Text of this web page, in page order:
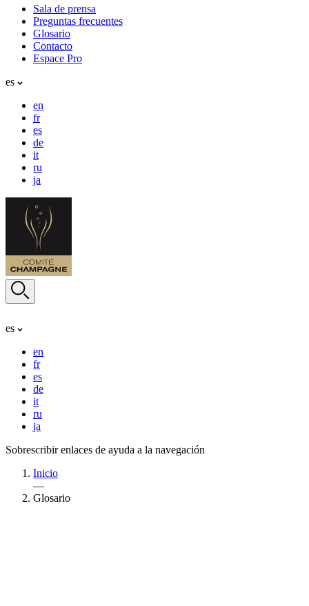
Sala de prensa
Preguntas frecuentes
Glosario
Contacto
Espace Pro
es
en
fr
es
de
it
ru
ja
es
en
fr
es
de
it
ru
ja
Sobrescribir enlaces de ayuda a la navegación
Inicio
—
Glosario